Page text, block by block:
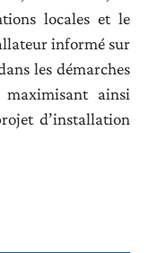
locales et le
informé sur
les démarches
ainsi
d’installation